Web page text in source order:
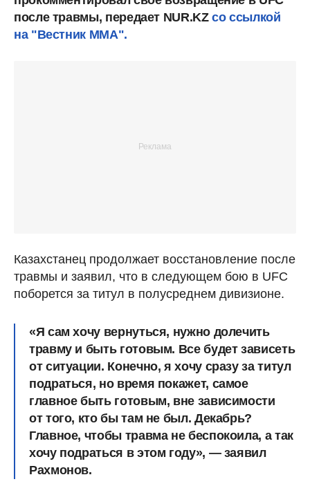
после травмы, передает NUR.KZсо ссылкой
на "Вестник ММА".
Казахстанец продолжает восстановление после
травмы и заявил, что в следующем бою в UFC
поборется за титул в полусреднем дивизионе.
«Я сам хочу вернуться, нужно долечить
травму и быть готовым. Все будет зависеть
от ситуации. Конечно, я хочу сразу за титул
подраться, но время покажет, самое
главное быть готовым, вне зависимости
от того, кто бы там не был. Декабрь?
Главное, чтобы травма не беспокоила, а так
хочу подраться в этом году», — заявил
Рахмонов.